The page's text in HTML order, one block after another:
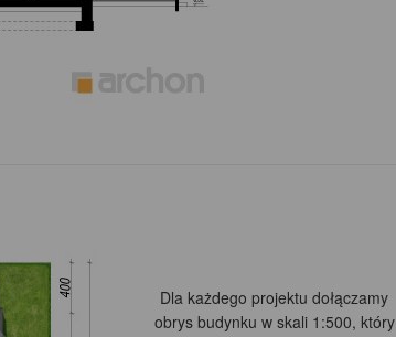
Dla każdego projektu dołączamy
obrys budynku w skali 1:500, który